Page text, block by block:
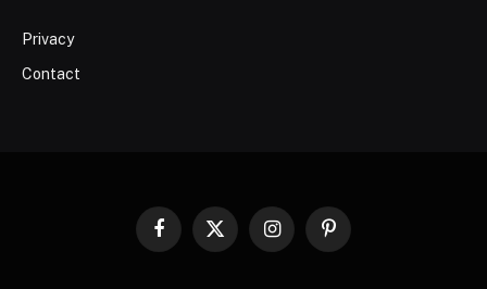
Privacy
Contact
Facebook
X
InstagramPinterest